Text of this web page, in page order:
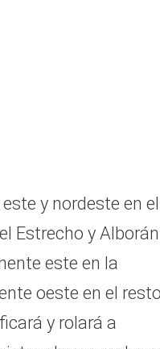
y nordeste en el
Estrecho y
este en la
oeste en el
y rolará a